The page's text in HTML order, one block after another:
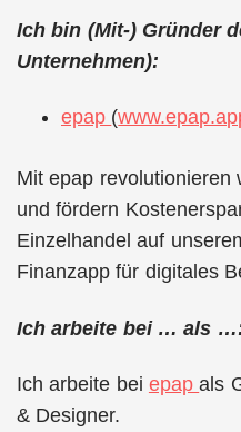
Ich bin (Mit-) Gründer
Unternehmen):
epap (
Mit epap revolutionieren
und fördern
Einzelhandel auf
Finanzapp für digitales
Ich arbeite bei … als
Ich arbeite bei epapals
& Designer.